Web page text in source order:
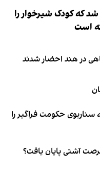
که کودک شیرخوار را
است
در هند احضار شدند
حکومت فراگیر را
آشتی پایان یافت؟